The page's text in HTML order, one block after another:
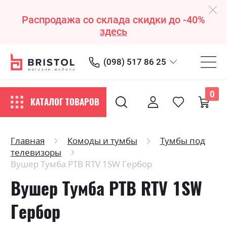
Распродажа со склада скидки до -40%
здесь
(098) 517 86 25
КАТАЛОГ ТОВАРОВ
0
Главная Комоды и тумбы
Тумбы под
телевизоры
Вушер Тумба РТВ RTV 1SW Гербор
Вушер Тумба РТВ RTV 1SW
Гербор